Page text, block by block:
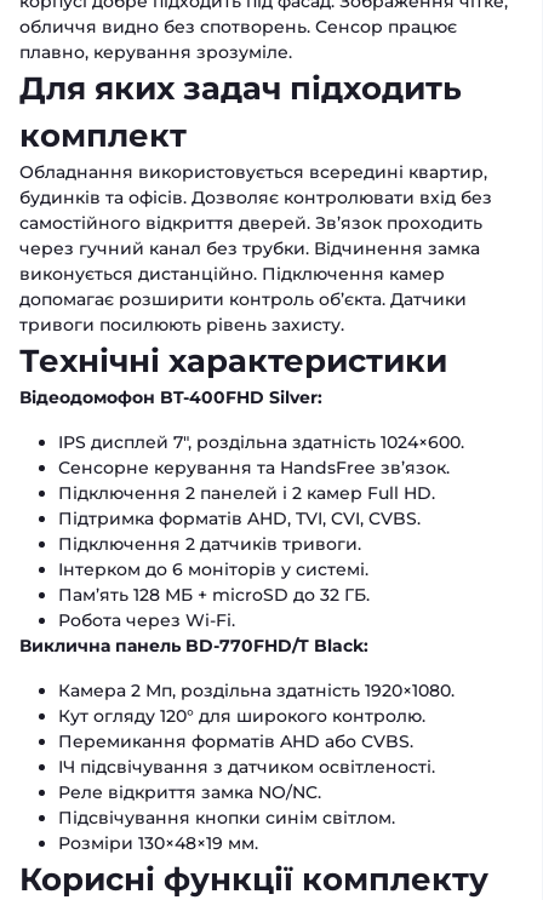
обличчя видно без спотворень. Сенсор працює
плавно, керування зрозуміле.
Для яких задач підходить
комплект
Обладнання використовується всередині квартир,
будинків та офісів. Дозволяє контролювати вхід без
самостійного відкриття дверей. Зв’язок проходить
через гучний канал без трубки. Відчинення замка
виконується дистанційно. Підключення камер
допомагає розширити контроль об’єкта. Датчики
тривоги посилюють рівень захисту.
Технічні характеристики
Відеодомофон BT-400FHD Silver:
IPS дисплей 7", роздільна здатність 1024×600.
Сенсорне керування та HandsFree зв’язок.
Підключення 2 панелей і 2 камер Full HD.
Підтримка форматів AHD, TVI, CVI, CVBS.
Підключення 2 датчиків тривоги.
Інтерком до 6 моніторів у системі.
Пам’ять 128 МБ + microSD до 32 ГБ.
Робота через Wi-Fi.
Виклична панель BD-770FHD/T Black:
Камера 2 Мп, роздільна здатність 1920×1080.
Кут огляду 120° для широкого контролю.
Перемикання форматів AHD або CVBS.
ІЧ підсвічування з датчиком освітленості.
Реле відкриття замка NO/NC.
Підсвічування кнопки синім світлом.
Розміри 130×48×19 мм.
Корисні функції комплекту